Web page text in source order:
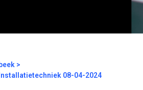
08-04-2024